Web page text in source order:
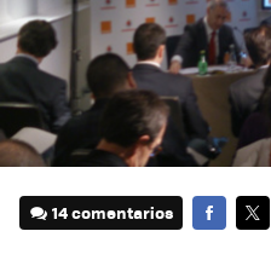
14 comentarios